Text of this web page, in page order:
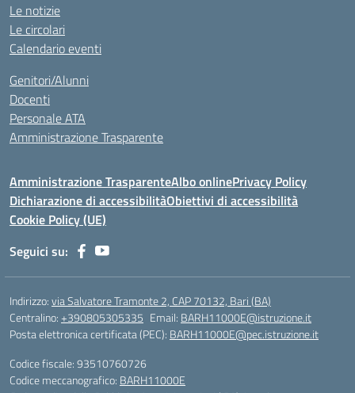
Le notizie
Le circolari
Calendario eventi
Genitori/Alunni
Docenti
Personale ATA
Amministrazione Trasparente
Amministrazione TrasparenteAlbo onlinePrivacy Policy
Dichiarazione di accessibilitàObiettivi di accessibilità
Cookie Policy (UE)
Seguici su:
Indirizzo:via Salvatore Tramonte 2, CAP 70132, Bari (BA)
Centralino:+390805305335 Email: BARH11000E@istruzione.it
Posta elettronica certificata (PEC): BARH11000E@pec.istruzione.it
Codice fiscale: 93510760726
Codice meccanografico: BARH11000E